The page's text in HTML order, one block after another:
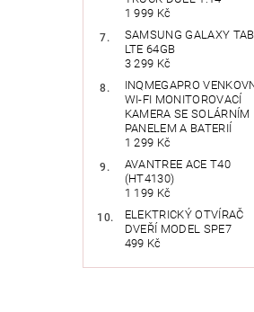
1 999 Kč
SAMSUNG GALAXY
LTE 64GB
3 299 Kč
INQMEGAPRO
WI-FI MONITOROVACÍ
KAMERA SE SOLÁRNÍM
PANELEM A BATERIÍ
1 299 Kč
AVANTREE ACE T40
(HT4130)
1 199 Kč
ELEKTRICKÝ OTVÍRAČ
DVEŘÍ MODEL SPE7
499 Kč